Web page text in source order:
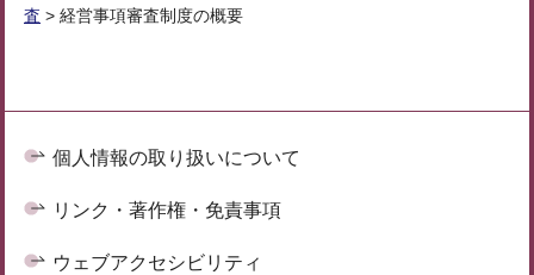
査 > 経営事項審査制度の概要
個人情報の取り扱いについて
リンク・著作権・免責事項
ウェブアクセシビリティ